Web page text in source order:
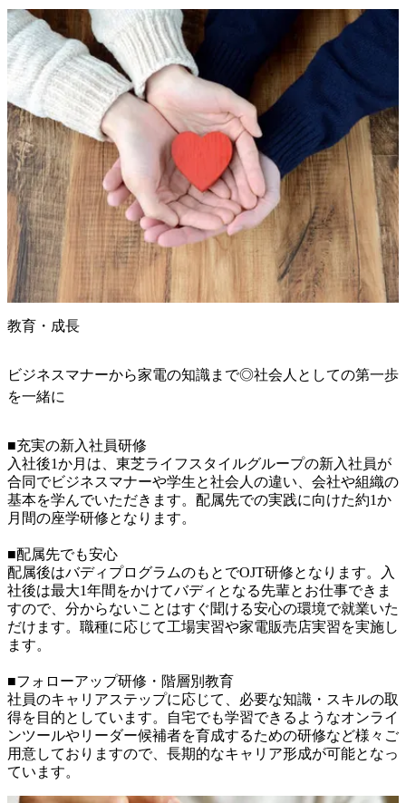
教育・成長
ビジネスマナーから家電の知識まで◎社会人としての第一歩
を一緒に
■充実の新入社員研修
入社後1か月は、東芝ライフスタイルグループの新入社員が
合同でビジネスマナーや学生と社会人の違い、会社や組織の
基本を学んでいただきます。配属先での実践に向けた約1か
月間の座学研修となります。
■配属先でも安心
配属後はバディプログラムのもとでOJT研修となります。入
社後は最大1年間をかけてバディとなる先輩とお仕事できま
すので、分からないことはすぐ聞ける安心の環境で就業いた
だけます。職種に応じて工場実習や家電販売店実習を実施し
ます。
■フォローアップ研修・階層別教育
社員のキャリアステップに応じて、必要な知識・スキルの取
得を目的としています。自宅でも学習できるようなオンライ
ンツールやリーダー候補者を育成するための研修など様々ご
用意しておりますので、長期的なキャリア形成が可能となっ
ています。